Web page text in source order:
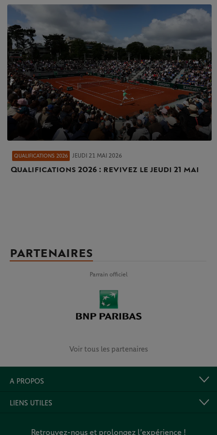
QUALIFICATIONS 2026 JEUDI 21 MAI 2026
Qualifications 2026 : revivez le jeudi 21 mai
PARTENAIRES
Parrain officiel
Voir tous les partenaires
A PROPOS
LIENS UTILES
Retrouvez-nous et prolongez l’expérience !